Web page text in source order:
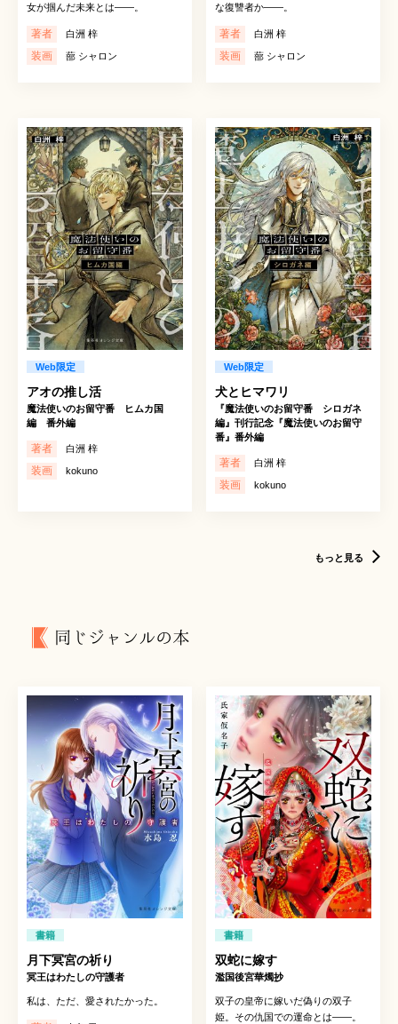
女が掴んだ未来とは――。
著者 白洲 梓
装画 蔀 シャロン
な復讐者か――。
著者 白洲 梓
装画 蔀 シャロン
Web限定
アオの推し活
魔法使いのお留守番 ヒムカ国
編 番外編
著者 白洲 梓
装画 kokuno
Web限定
犬とヒマワリ
『魔法使いのお留守番 シロガネ
編』刊行記念『魔法使いのお留守
番』番外編
著者 白洲 梓
装画 kokuno
もっと見る
同じジャンルの本
書籍
月下冥宮の祈り
冥王はわたしの守護者
私は、ただ、愛されたかった。
書籍
双蛇に嫁す
濫国後宮華燭抄
双子の皇帝に嫁いだ偽りの双子
姫。その仇国での運命とは——。